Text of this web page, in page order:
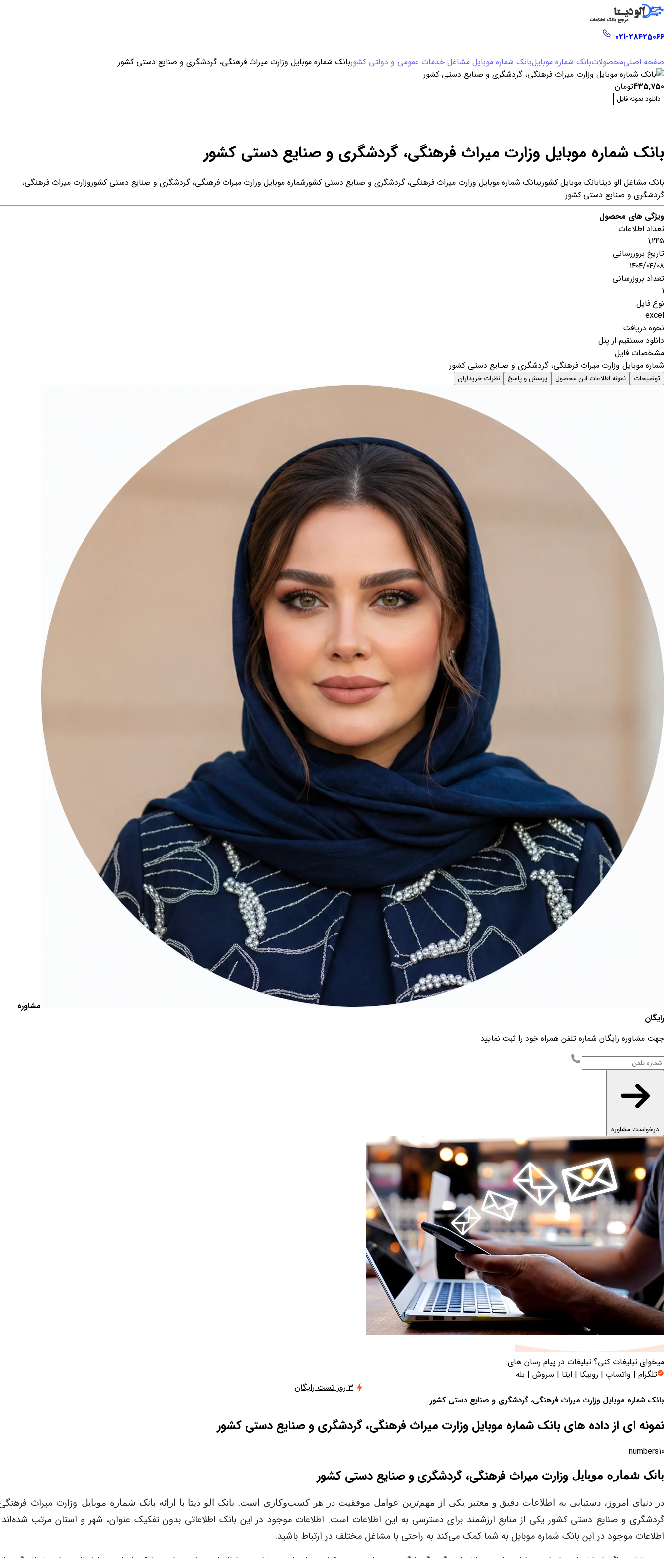
021-28425066
صفحه اصلیمحصولاتبانک شماره موبایلبانک شماره موبایل مشاغل خدمات عمومی و دولتی کشوربانک شماره موبایل وزارت میراث فرهنگی، گردشگری و صنایع دستی کشور
435,750تومان
دانلود نمونه فایل
بانک شماره موبایل وزارت میراث فرهنگی، گردشگری و صنایع دستی کشور
بانک مشاغل الو دیتابانک موبایل کشوریبانک شماره موبایل وزارت میراث فرهنگی، گردشگری و صنایع دستی کشورشماره موبایل وزارت میراث فرهنگی، گردشگری و صنایع دستی کشوروزارت میراث فرهنگی،
گردشگری و صنایع دستی کشور
ویژگی های محصول
تعداد اطلاعات
1,245
تاریخ بروزرسانی
۱۴۰۴/۰۴/۰۸
تعداد بروزرسانی
1
نوع فایل
excel
نحوه دریافت
دانلود مستقیم از پنل
مشخصات فایل
شماره موبایل وزارت میراث فرهنگی، گردشگری و صنایع دستی کشور
توضیحات نمونه اطلاعات این محصول پرسش و پاسخ نظرات خریداران
مشاوره
رایگان
جهت مشاوره رایگان شماره تلفن همراه خود را ثبت نمایید
درخواست مشاوره
میخوای تبلیغات کنی؟ تبلیغات در پیام رسان های:
تلگرام | واتساپ | روبیکا | ایتا | سروش | بله
3 روز تست رایگان
بانک شماره موبایل وزارت میراث فرهنگی، گردشگری و صنایع دستی کشور
نمونه ای از داده های بانک شماره موبایل وزارت میراث فرهنگی، گردشگری و صنایع دستی کشور
numbers10
بانک شماره موبایل وزارت میراث فرهنگی، گردشگری و صنایع دستی کشور
در دنیای امروز، دستیابی به اطلاعات دقیق و معتبر یکی از مهم‌ترین عوامل موفقیت در هر کسب‌وکاری است. بانک الو دیتا با ارائه بانک شماره موبایل وزارت میراث
گردشگری و صنایع دستی کشوریکی از منابع ارزشمند برای دسترسی به این اطلاعات است. اطلاعات موجود در این بانک اطلاعاتی بدون تفکیک عنوان، شهر و استان مرتب
اطلاعات موجود در این بانک شماره موبایل به شما کمک می‌کند به راحتی با مشاغل مختلف در ارتباط باشید.